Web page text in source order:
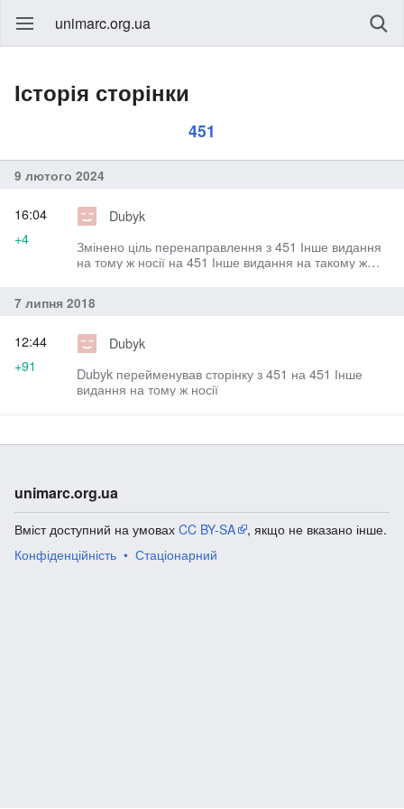
unimarc.org.ua
Історія сторінки
451
9 лютого 2024
Dubyk
Змінено ціль перенаправлення з 451 Інше видання
на тому ж носії на 451 Інше видання на такому ж
16:04
+4
7 липня 2018
Dubyk
Dubyk перейменував сторінку з 451 на 451 Інше
видання на тому ж носії
12:44
+91
unimarc.org.ua
Вміст доступний на умовах CC BY-SA
, якщо не вказано інше.
Конфіденційність
Стаціонарний